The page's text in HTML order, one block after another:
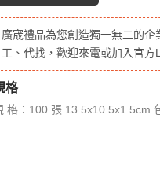
廣宬禮品為您創造獨一無二的企
工、代找，歡迎來電或加入官方
格
格：100 張 13.5x10.5x1.5cm